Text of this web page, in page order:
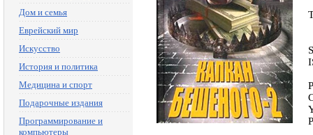
Дом и семья
Еврейский мир
Искусство
История и политика
Медицина и спорт
Подарочные издания
Программирование и
компьютеры